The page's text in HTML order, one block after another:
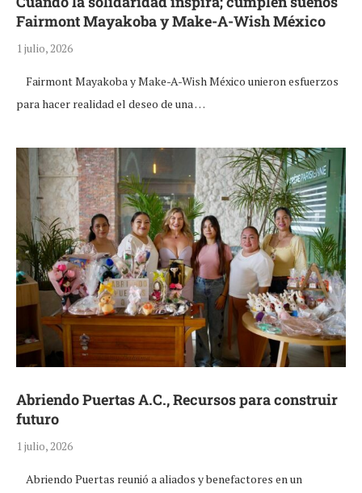
Fairmont Mayakoba y Make-A-Wish México
1 julio, 2026
Fairmont Mayakoba y Make-A-Wish México unieron esfuerzos
para hacer realidad el deseo de una …
Abriendo Puertas A.C., Recursos para construir
futuro
1 julio, 2026
Abriendo Puertas reunió a aliados y benefactores en un